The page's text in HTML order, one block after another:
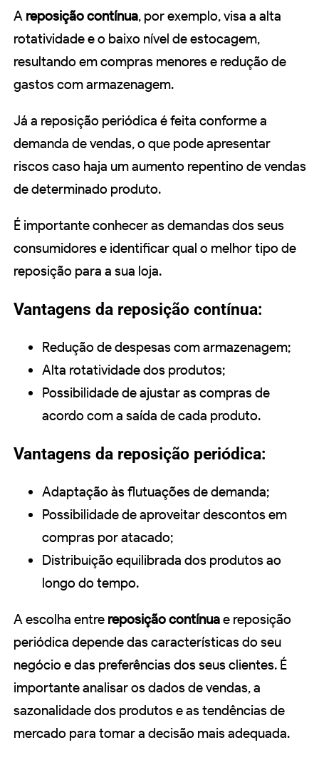
A reposição contínua, por exemplo, visa a alta
rotatividade e o baixo nível de estocagem,
resultando em compras menores e redução de
gastos com armazenagem.
Já a reposição periódica é feita conforme a
demanda de vendas, o que pode apresentar
riscos caso haja um aumento repentino de vendas
de determinado produto.
É importante conhecer as demandas dos seus
consumidores e identificar qual o melhor tipo de
reposição para a sua loja.
Vantagens da reposição contínua:
Redução de despesas com armazenagem;
Alta rotatividade dos produtos;
Possibilidade de ajustar as compras de
acordo com a saída de cada produto.
Vantagens da reposição periódica:
Adaptação às flutuações de demanda;
Possibilidade de aproveitar descontos em
compras por atacado;
Distribuição equilibrada dos produtos ao
longo do tempo.
A escolha entre reposição contínuae reposição
periódica depende das características do seu
negócio e das preferências dos seus clientes. É
importante analisar os dados de vendas, a
sazonalidade dos produtos e as tendências de
mercado para tomar a decisão mais adequada.